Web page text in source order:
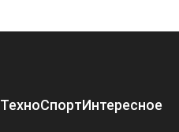
ТехноСпортИнтересное